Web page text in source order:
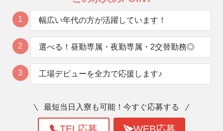
1 幅広い年代の方が活躍しています！
2 選べる！昼勤専属・夜勤専属・2交替勤務◎
3 工場デビューを全力で応援します♪
最短当日入寮も可能！今すぐ応募する
WEB応募
TEL応募